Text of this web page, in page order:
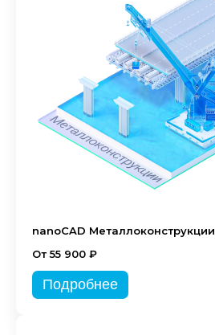
nanoCAD Металлоконструкции
От 55 900 ₽
Подробнее